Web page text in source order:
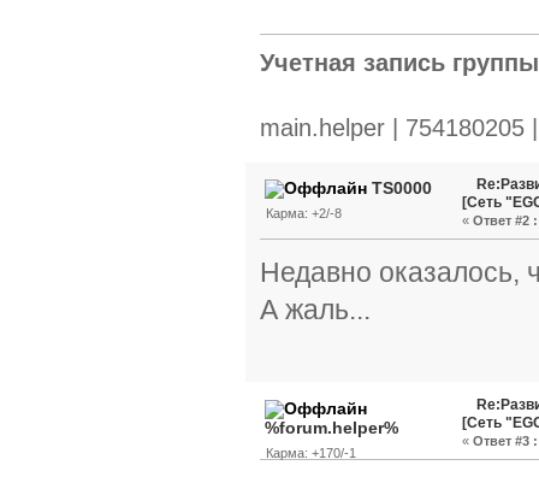
Учетная запись
main.helper |
TS0000
Карма: +2/-8
[Сеть
« Ответ #2 :
Недавно оказалось,
А жаль...
%forum.helper%
Карма: +170/-1
[Сеть
« Ответ #3 :